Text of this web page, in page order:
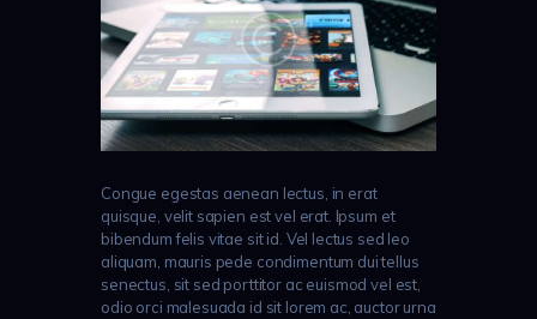
Congue egestas aenean lectus, in erat
quisque, velit sapien est vel erat. Ipsum et
bibendum felis vitae sit id. Vel lectus sed leo
aliquam, mauris pede condimentum dui tellus
senectus, sit sed porttitor ac euismod vel est,
odio orci malesuada id sit lorem ac, auctor urna